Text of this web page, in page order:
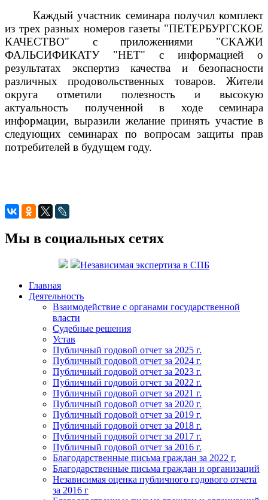
Каждый участник семинара получил комплект
из трех разных номеров газеты "ПЕТЕРБУРГСКОЕ
КАЧЕСТВО" с приложениями "СКАЖИ
ФАЛЬСИФИКАТУ "НЕТ" с информацией о
результатах экспертиз качества и безопасности
различных продовольственных товаров. Жители
округа отметили полезность и высокую
актуальность полученной в ходе семинара
информации, выразили желание принять участие в
следующих семинарах по вопросам защиты прав
потребителей в будущем году.
Мы в социальных сетях
Независимая экспертиза в СПБ
Главная
Деятельность
Взаимодействие с органами государственной
власти
Судебные решения
Устав
Публичный годовой отчет за 2025 г.
Публичный годовой отчет за 2024 г.
Публичный годовой отчет за 2023 г.
Публичный годовой отчет за 2022 г.
Публичный годовой отчет за 2021 г.
Публичный годовой отчет за 2020 г.
Публичный годовой отчет за 2019 г.
Публичный годовой отчет за 2018 г.
Публичный годовой отчет за 2017 г.
Публичный годовой отчет за 2016 г.
Благодарственные письма граждан за 2022 г.
Благодарственные письма граждан и организаций
Независимая оценка публичного годового отчета
за 2016 г